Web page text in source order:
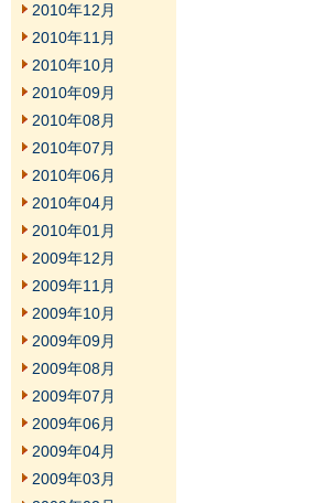
2010年12月
2010年11月
2010年10月
2010年09月
2010年08月
2010年07月
2010年06月
2010年04月
2010年01月
2009年12月
2009年11月
2009年10月
2009年09月
2009年08月
2009年07月
2009年06月
2009年04月
2009年03月